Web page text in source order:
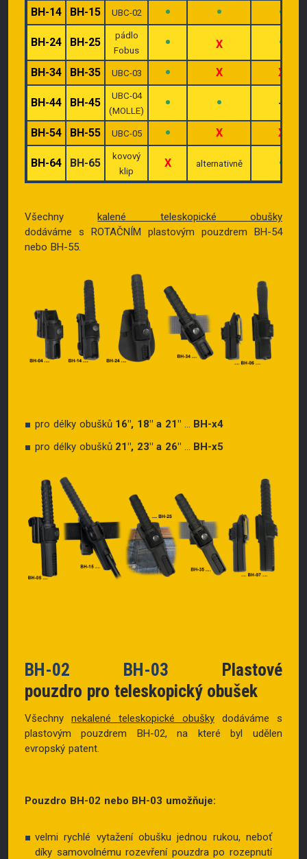
BH-14 BH-15 UBC-02 • • •
BH-24 BH-25
pádlo
Fobus
• X •
BH-34 BH-35 UBC-03 • X X
BH-44 BH-45
UBC-04
(MOLLE)
• • –
BH-54 BH-55 UBC-05 • X X
BH-64 BH-65
kovový
klip
X alternativně •
Všechnykalené teleskopické obušky
dodáváme s ROTAČNÍM plastovým pouzdrem BH-54
nebo BH-55.
pro délky obušků16″, 18″ a 21″... BH-x4
pro délky obušků21″, 23″ a 26″... BH-x5
BH-02 BH-03
Plastové
pouzdro pro teleskopický obušek
Všechny nekalené teleskopické obušky dodáváme s
plastovým pouzdrem BH-02, na které byl udělen
evropský patent.
Pouzdro BH-02 nebo BH-03 umožňuje:
velmi rychlé vytažení obušku jednou rukou, neboť
díky samovolnému rozevření pouzdra po rozepnutí